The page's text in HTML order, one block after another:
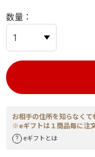
数量
お相手の住所を知らなくて
※eギフトは１商品毎に注
eギフトとは